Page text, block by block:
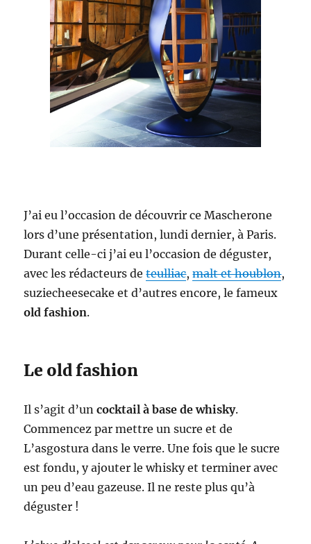
J’ai eu l’occasion de découvrir ce Mascherone
lors d’une présentation, lundi dernier, à Paris.
Durant celle-ci j’ai eu l’occasion de déguster,
avec les rédacteurs deteulliac,malt et houblon,
suziecheesecake et d’autres encore, le fameux
old fashion.
Le old fashion
Il s’agit d’uncocktail à base de whisky.
Commencez par mettre un sucre et de
L’asgostura dans le verre. Une fois que le sucre
est fondu, y ajouter le whisky et terminer avec
un peu d’eau gazeuse. Il ne reste plus qu’à
déguster !